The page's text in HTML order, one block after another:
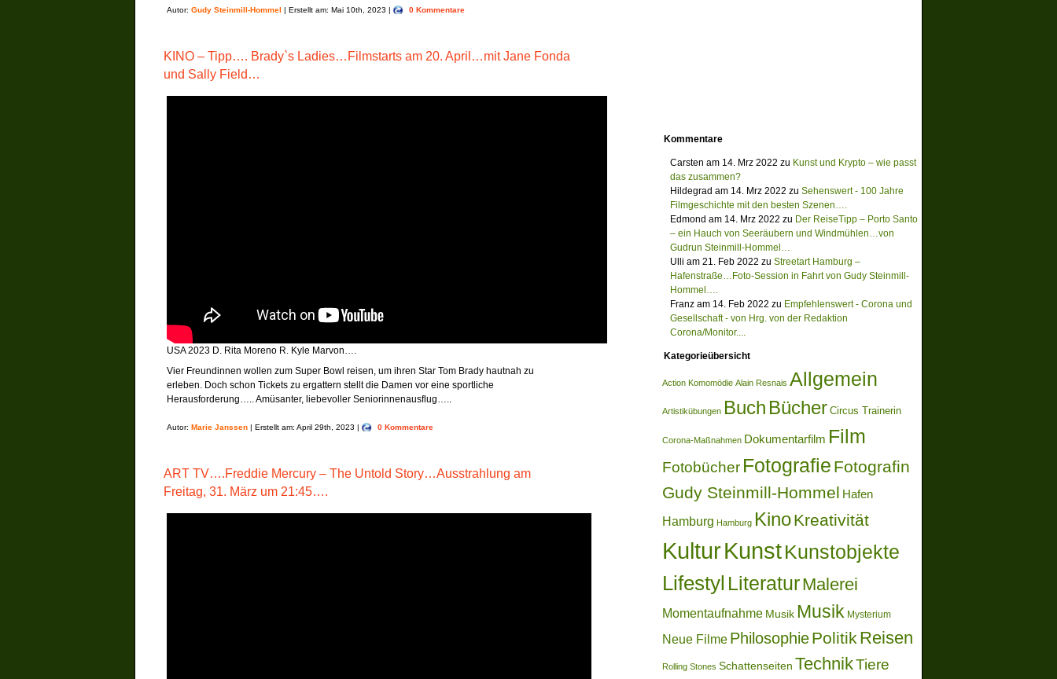
Autor: Gudy Steinmill-Hommel | Erstellt am: Mai 10th, 2023 | 0 Kommentare
KINO – Tipp…. Brady`s Ladies…Filmstarts am 20. April…mit Jane Fonda
und Sally Field…
USA 2023 D. Rita Moreno R. Kyle Marvon….
Vier Freundinnen wollen zum Super Bowl reisen, um ihren Star Tom Brady hautnah zu
erleben. Doch schon Tickets zu ergattern stellt die Damen vor eine sportliche
Herausforderung….. Amüsanter, liebevoller Seniorinnenausflug…..
Autor: Marie Janssen | Erstellt am: April 29th, 2023 | 0 Kommentare
ART TV….Freddie Mercury – The Untold Story…Ausstrahlung am
Freitag, 31. März um 21:45….
Kommentare
Carsten am 14. Mrz 2022 zu Kunst und Krypto – wie passt
das zusammen?
Hildegrad am 14. Mrz 2022 zu Sehenswert - 100 Jahre
Filmgeschichte mit den besten Szenen….
Edmond am 14. Mrz 2022 zu Der ReiseTipp – Porto Santo
– ein Hauch von Seeräubern und Windmühlen…von
Gudrun Steinmill-Hommel…
Ulli am 21. Feb 2022 zu Streetart Hamburg –
Hafenstraße…Foto-Session in Fahrt von Gudy Steinmill-
Hommel….
Franz am 14. Feb 2022 zu Empfehlenswert - Corona und
Gesellschaft - von Hrg. von der Redaktion
Corona/Monitor....
Kategorieübersicht
Action Komomödie Alain Resnais Allgemein
Artistikübungen Buch Bücher Circus Trainerin
Corona-Maßnahmen Dokumentarfilm Film
Fotobücher Fotografie Fotografin
Gudy Steinmill-Hommel Hafen
Hamburg Hamburg KinoKreativität
KulturKunstKunstobjekte
Lifestyl LiteraturMalerei
Momentaufnahme Musik Musik Mysterium
Neue Filme PhilosophiePolitik Reisen
Rolling Stones Schattenseiten TechnikTiere